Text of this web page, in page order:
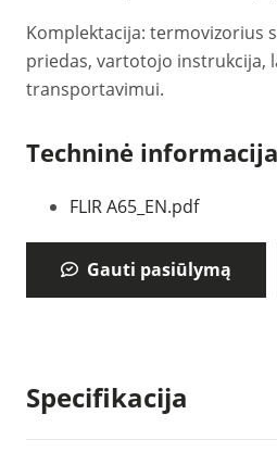
Komplektacija: termovizorius
priedas, vartotojo instrukcija,
transportavimui.
Techninė
FLIR A65_EN.pdf
Gauti pasiūlymą
Specifikacija